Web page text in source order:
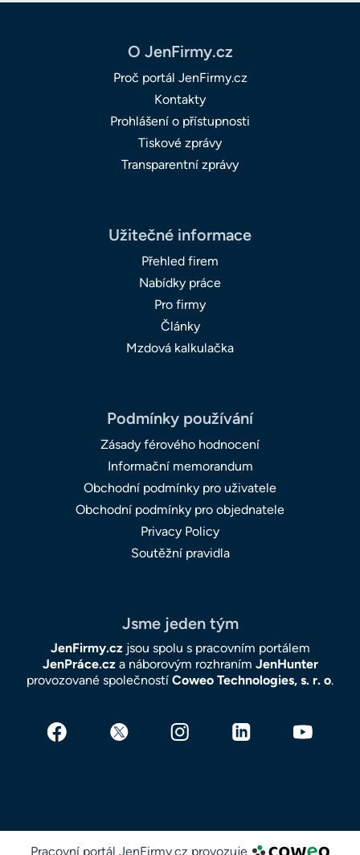
O JenFirmy.cz
Proč portál JenFirmy.cz
Kontakty
Prohlášení o přístupnosti
Tiskové zprávy
Transparentní zprávy
Užitečné informace
Přehled firem
Nabídky práce
Pro firmy
Články
Mzdová kalkulačka
Podmínky používání
Zásady férového hodnocení
Informační memorandum
Obchodní podmínky pro uživatele
Obchodní podmínky pro objednatele
Privacy Policy
Soutěžní pravidla
Jsme jeden tým
JenFirmy.czjsou spolu s pracovním portálem
JenPráce.cza náborovým rozhraním JenHunter
provozované společností Coweo Technologies, s. r. o.
Pracovní portál JenFirmy.cz provozuje